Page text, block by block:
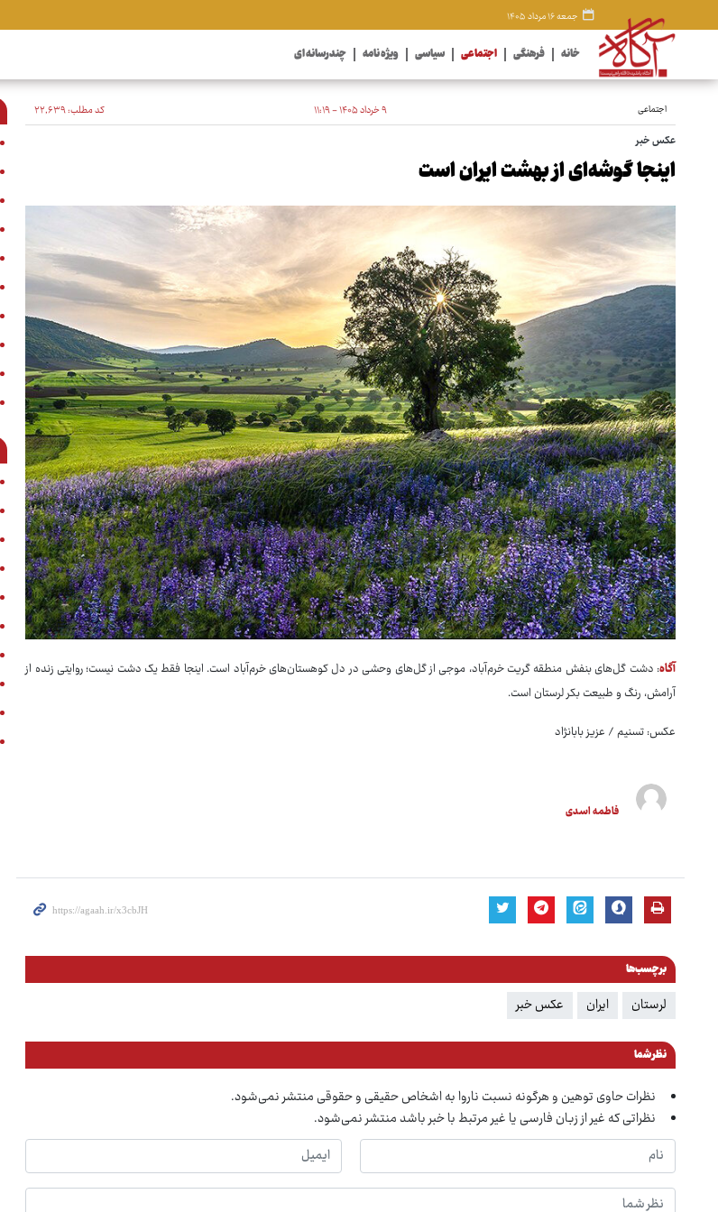
جمعه ۱۶ مرداد ۱۴۰۵
خانه فرهنگی اجتماعی سیاسی ویژه نامه چندرسانه ای
اجتماعی ۹ خرداد ۱۴۰۵ - ۱۱:۱۹ کد مطلب:۲۲٬۶۳۹
عکس خبر
اینجا گوشه‌ای از بهشت ایران است
آگاه: دشت گل‌های بنفش منطقه گریت خرم‌آباد، موجی از گل‌های وحشی در دل کوهستان‌های خرم‌آباد است. اینجا فقط یک دشت نیست؛ روایتی زنده از
آرامش، رنگ و طبیعت بکر لرستان است.
عکس: تسنیم / عزیز بابانژاد
فاطمه اسدی
برچسب‌ها
لرستان ایران عکس خبر
نظر شما
نظرات حاوی توهین و هرگونه نسبت ناروا به اشخاص حقیقی و حقوقی منتشر نمی‌شود.
نظراتی که غیر از زبان فارسی یا غیر مرتبط با خبر باشد منتشر نمی‌شود.